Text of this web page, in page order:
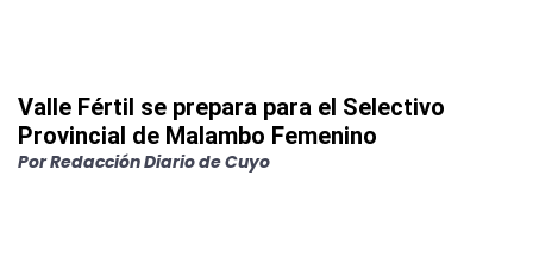
Valle Fértil se prepara para el Selectivo
Provincial de Malambo Femenino
PorRedacción Diario de Cuyo